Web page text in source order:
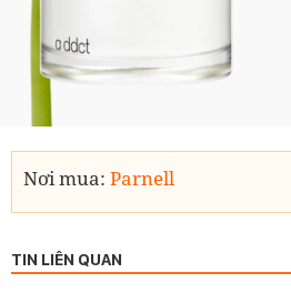
Nơi mua: Parnell
TIN LIÊN QUAN